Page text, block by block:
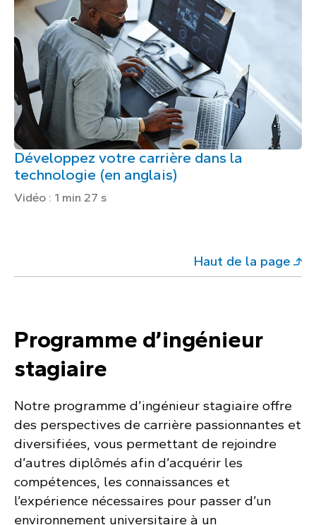
Développez votre carrière dans la
technologie (en anglais)
Vidéo : 1 min 27 s
Haut de la page
Programme d’ingénieur
stagiaire
Notre programme d’ingénieur stagiaire offre
des perspectives de carrière passionnantes et
diversifiées, vous permettant de rejoindre
d’autres diplômés afin d’acquérir les
compétences, les connaissances et
l’expérience nécessaires pour passer d’un
environnement universitaire à un